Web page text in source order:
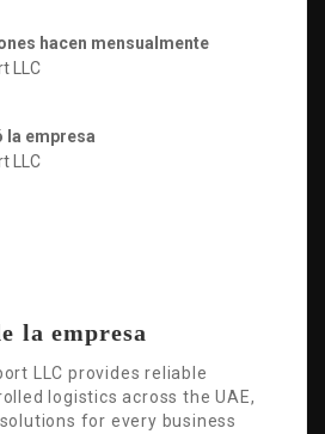
hacen mensualmente
LLC
la empresa
LLC
la empresa
LLC provides reliable
logistics across the UAE,
for every business